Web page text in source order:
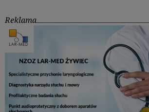
Reklama